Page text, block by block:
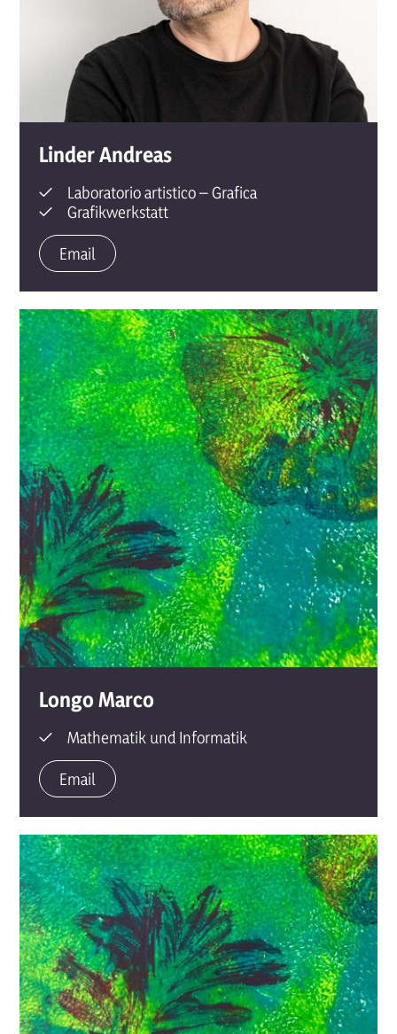
LinderAndreas
Laboratorio artistico – Grafica
Grafikwerkstatt
Email
Longo Marco
Mathematik und Informatik
Email